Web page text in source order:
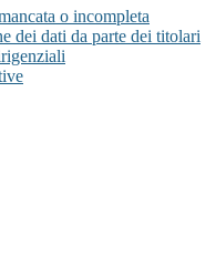
o incompleta
dei dati da parte dei titolari